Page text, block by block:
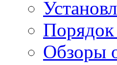
Обзоры